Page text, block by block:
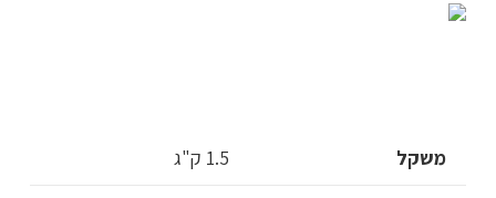
משקל 1.5 ק"ג